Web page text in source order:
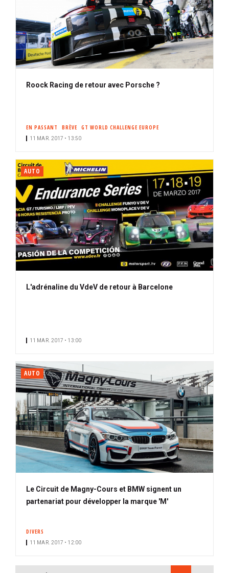
Roock Racing de retour avec Porsche ?
EN PASSANT BRÈVE GT WORLD CHALLENGE EUROPE
11 MAR. 2017 • 13:50
AUTO
L'adrénaline du VdeV de retour à Barcelone
11 MAR. 2017 • 13:00
AUTO
Le Circuit de Magny-Cours et BMW signent un
partenariat pour développer la marque 'M'
DIVERS
11 MAR. 2017 • 12:00